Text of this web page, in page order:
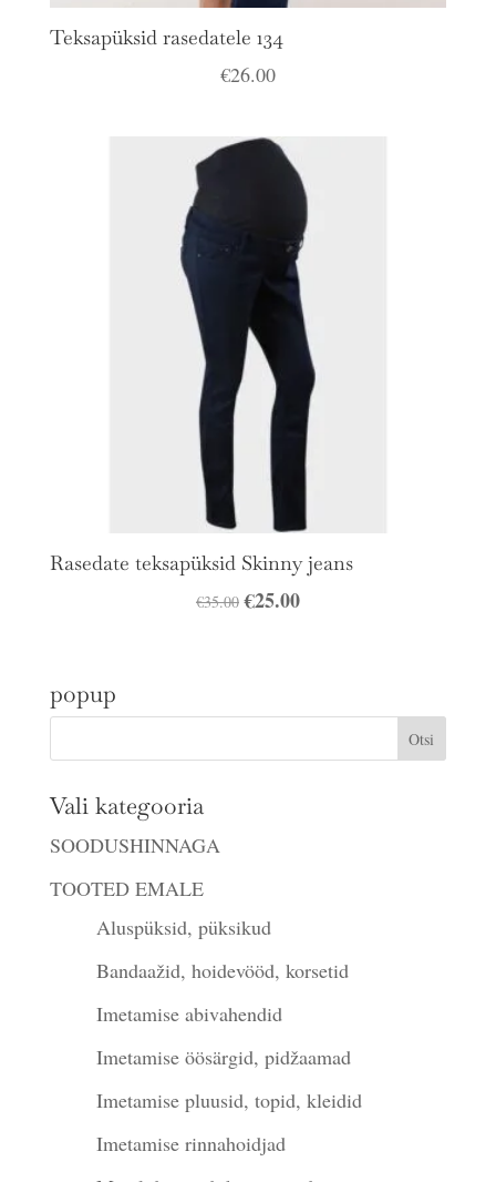
Teksapüksid rasedatele 134
€26.00
Rasedate teksapüksid Skinny jeans
€35.00 Algne
€25.00Praegune
popup
Vali kategooria
SOODUSHINNAGA
TOOTED EMALE
Aluspüksid, püksikud
Bandaažid, hoidevööd, korsetid
Imetamise abivahendid
Imetamise öösärgid, pidžaamad
Imetamise pluusid, topid, kleidid
Imetamise rinnahoidjad